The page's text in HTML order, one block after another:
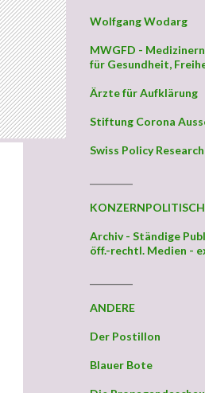
Wolfgang Wodarg
MWGFD -
für Gesundheit,
Ärzte für Aufklärung
Stiftung Corona
Swiss Policy
Archiv - Ständige
öff.-rechtl. Medien -
ANDERE
Der Postillon
Blauer Bote